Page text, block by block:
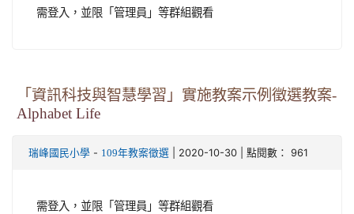
需登入，並限「管理員」等群組觀看
「資訊科技與智慧學習」實施教案示例徵選教案-
Alphabet Life
瑞峰國民小學 - 109年教案徵選 | 2020-10-30 | 點閱數： 961
需登入，並限「管理員」等群組觀看